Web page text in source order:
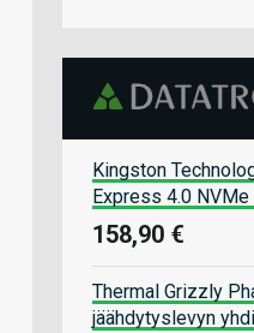
Kingston
Express 4.0 NVMe
158,90 €
Thermal Grizzly
jäähdytyslevyn